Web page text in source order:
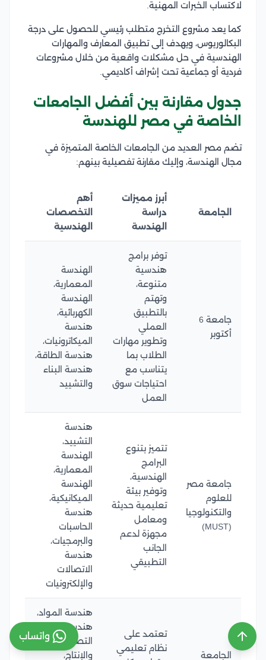
لاكتساب الخبرات المهنية.
كما يعد مشروع التخرج متطلب رئيسي للحصول على درجة
البكالوريوس، ويهدف إلى تطبيق المعارف والمهارات
الهندسية في حل مشكلات واقعية من خلال مشروعات
فردية أو جماعية تحت إشراف أكاديمي.
جدول مقارنة بين أفضل الجامعات
الخاصة في مصر للهندسة
تضم مصر العديد من الجامعات الخاصة المتميزة في
مجال الهندسة، وإليك مقارنة تفصيلية بينهم:
الجامعة
أبرز مميزات
دراسة
الهندسة
أهم
التخصصات
الهندسية
جامعة 6
أكتوبر
توفر برامج
هندسية
متنوعة،
وتهتم
بالتطبيق
العملي
وتطوير مهارات
الطلاب بما
يتناسب مع
احتياجات سوق
العمل
الهندسة
المعمارية،
الهندسة
الكهربائية،
هندسة
الميكاترونيات،
هندسة الطاقة،
هندسة البناء
والتشييد
جامعة مصر
للعلوم
والتكنولوجيا
(MUST)
تتميز بتنوع
البرامج
الهندسية،
وتوفير بيئة
تعليمية حديثة
ومعامل
مجهزة لدعم
الجانب
التطبيقي
هندسة
التشييد،
الهندسة
المعمارية،
الهندسة
الميكانيكية،
هندسة
الحاسبات
والبرمجيات،
هندسة
الاتصالات
والإلكترونيات
الجامعة
تعتمد على
نظام تعليمي
هندسة المواد،
هندسة
التصميم
والإنتاج،
واتساب